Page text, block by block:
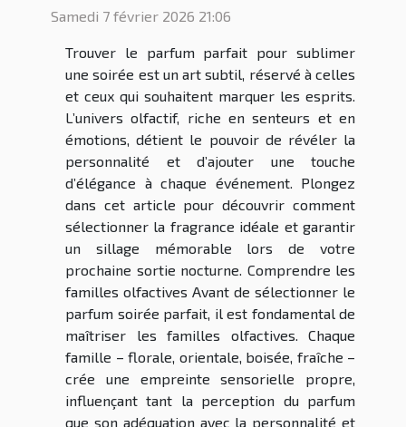
Samedi 7 février 2026 21:06
Trouver le parfum parfait pour sublimer
une soirée est un art subtil, réservé à celles
et ceux qui souhaitent marquer les esprits.
L’univers olfactif, riche en senteurs et en
émotions, détient le pouvoir de révéler la
personnalité et d’ajouter une touche
d’élégance à chaque événement. Plongez
dans cet article pour découvrir comment
sélectionner la fragrance idéale et garantir
un sillage mémorable lors de votre
prochaine sortie nocturne. Comprendre les
familles olfactives Avant de sélectionner le
parfum soirée parfait, il est fondamental de
maîtriser les familles olfactives. Chaque
famille – florale, orientale, boisée, fraîche –
crée une empreinte sensorielle propre,
influençant tant la perception du parfum
que son adéquation avec la personnalité et